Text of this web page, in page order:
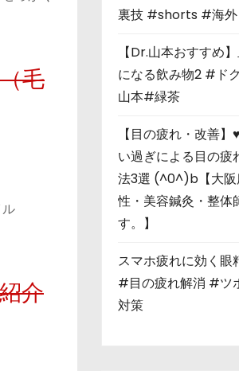
毛
介
裏技 #shorts #海外
【Dr.山本おすすめ
になる飲み物2 #ド
山本#緑茶
【目の疲れ・改善
い過ぎによる目の疲
法3選 (^0^)b【大阪
性・美容鍼灸・整体
す。】
スマホ疲れに効く眼
#目の疲れ解消 #ツ
対策